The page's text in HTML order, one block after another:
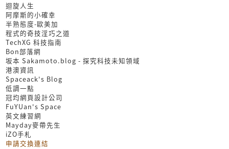
迴旋人生
阿摩斯的小確幸
半熟態度-歐美加
程式的奇技淫巧之道
TechXG 科技指南
Bon部落網
坂本 Sakamoto.blog - 探究科技未知領域
港澳資訊
Spaceack's Blog
低調一點
冠均網頁設計公司
FuYUan's Space
英文練習網
Mayday麥帶先生
iZO手札
申請交換連結